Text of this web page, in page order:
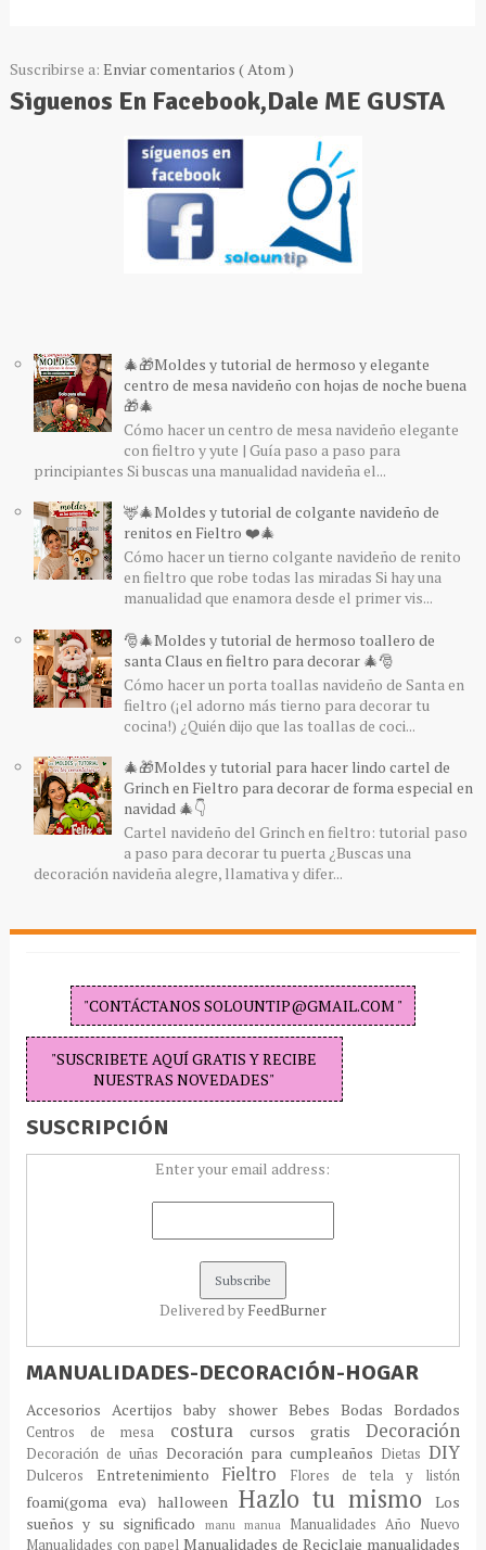
Suscribirse a: Enviar comentarios ( Atom )
Siguenos En Facebook,Dale ME GUSTA
🎄🎁Moldes y tutorial de hermoso y elegante
centro de mesa navideño con hojas de noche buena
🎁🎄
Cómo hacer un centro de mesa navideño elegante
con fieltro y yute | Guía paso a paso para
principiantes Si buscas una manualidad navideña el...
🦌🎄Moldes y tutorial de colgante navideño de
renitos en Fieltro ❤️🎄
Cómo hacer un tierno colgante navideño de renito
en fieltro que robe todas las miradas Si hay una
manualidad que enamora desde el primer vis...
🎅🎄Moldes y tutorial de hermoso toallero de
santa Claus en fieltro para decorar 🎄🎅
Cómo hacer un porta toallas navideño de Santa en
fieltro (¡el adorno más tierno para decorar tu
cocina!) ¿Quién dijo que las toallas de coci...
🎄🎁Moldes y tutorial para hacer lindo cartel de
Grinch en Fieltro para decorar de forma especial en
navidad 🎄👇
Cartel navideño del Grinch en fieltro: tutorial paso
a paso para decorar tu puerta ¿Buscas una
decoración navideña alegre, llamativa y difer...
"CONTÁCTANOS SOLOUNTIP@GMAIL.COM "
"SUSCRIBETE AQUÍ GRATIS Y RECIBE
NUESTRAS NOVEDADES"
SUSCRIPCIÓN
Enter your email address:
Delivered by FeedBurner
MANUALIDADES-DECORACIÓN-HOGAR
AccesoriosAcertijosbaby shower Bebes BodasBordados
Centros de mesa costura cursos gratisDecoración
Decoración de uñas Decoración para cumpleaños DietasDIY
Dulceros Entretenimiento Fieltro Flores de tela y listón
foami(goma eva) halloween Hazlo tu mismoLos
sueños y su significado
manu manua Manualidades Año Nuevo
Manualidades con papel Manualidades de Reciclaje manualidades